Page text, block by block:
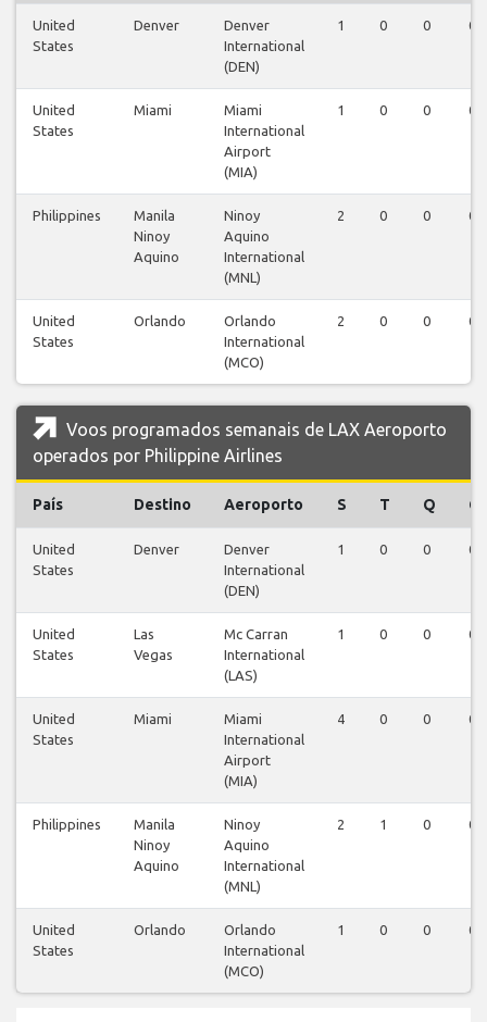
United
States
Denver
Denver
International
(DEN)
1 0 0 0
United
States
Miami
Miami
International
Airport
(MIA)
1 0 0 0
Philippines
Manila
Ninoy
Aquino
Ninoy
Aquino
International
(MNL)
2 0 0 0
United
States
Orlando
Orlando
International
(MCO)
2 0 0 0
Voos programados semanais de LAX Aeroporto
operados por Philippine Airlines
País Destino Aeroporto S T Q Q
United
States
Denver
Denver
International
(DEN)
1 0 0 0
United
States
Las
Vegas
Mc Carran
International
(LAS)
1 0 0 0
United
States
Miami
Miami
International
Airport
(MIA)
4 0 0 0
Philippines
Manila
Ninoy
Aquino
Ninoy
Aquino
International
(MNL)
2 1 0 0
United
States
Orlando
Orlando
International
(MCO)
1 0 0 0